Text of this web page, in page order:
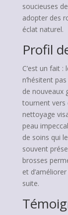
soucieuses
adopter des
éclat naturel.
Profil
C’est un fait :
n’hésitent
de nouveaux
tournent vers
nettoyage
peau
de soins qui
souvent
brosses
et
suite.